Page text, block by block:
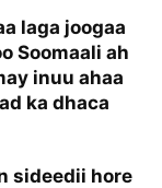
laga joogaa
Soomaali ah
inuu ahaa
ka dhaca
sideedii hore